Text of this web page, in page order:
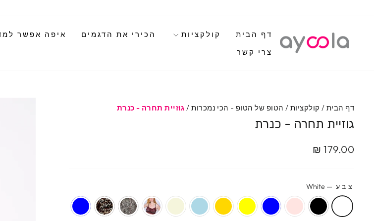
דף הבית קולקציות הכירי את הדגמים איפה אפשר
צרי קשר
דף הבית / קולקציות / הטופ של הטופ - הכי נמכרות / גוזיית תחרה - כנרת
גוזיית תחרה - כנרת
מחיר
מחיר
179.00 ₪
צבע —
White